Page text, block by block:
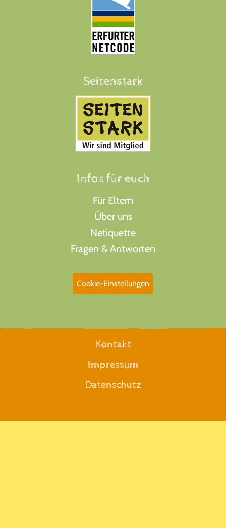
Seitenstark
Infos für euch
Für Eltern
Über uns
Netiquette
Fragen & Antworten
Cookie-Einstellungen
Kontakt
Impressum
Datenschutz